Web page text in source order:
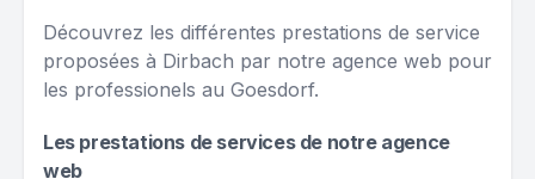
Découvrez les différentes prestations de service
proposées à Dirbach par notre agence web pour
les professionels au Goesdorf.
Les prestations de services de notre agence
web